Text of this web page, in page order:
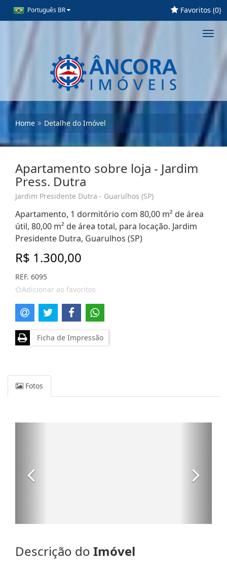
Português BR Favoritos (0)
Home Detalhe do Imóvel
Apartamento sobre loja - Jardim
Press. Dutra
Jardim Presidente Dutra - Guarulhos (SP)
Apartamento, 1 dormitório com 80,00 m² de área
útil, 80,00 m² de área total, para locação. Jardim
Presidente Dutra, Guarulhos (SP)
R$ 1.300,00
REF. 6095
Adicionar ao favoritos
Ficha de Impressão
Fotos
Descrição do Imóvel